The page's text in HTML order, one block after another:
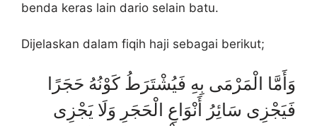
benda keras lain dario selain batu.
Dijelaskan dalam fiqih haji sebagai berikut;
وَأَمَّا الْمَرْمَى بِهِ فَيُشْتَرَطُ كَوْنُهُ حَجَرًا
فَيَجْزِى سَائِرُ أَنْوَاعِ الْحَجَرِ وَلَا يَجْزِى